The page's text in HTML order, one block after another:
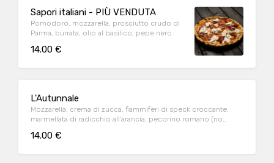
Sapori italiani - PIÙ VENDUTA
Pomodoro, mozzarella, prosciutto crudo di
Parma, burrata, olio al basilico, pepe nero
14.00 €
L'Autunnale
Mozzarella, crema di zucca, fiammiferi di speck croccante,
marmellata di radicchio all’arancia, pecorino romano (no
14.00 €